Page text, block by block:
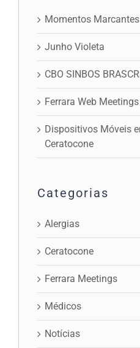
Momentos
Junho Violeta
CBO SINBOS
Ferrara Web
Dispositivos Móveis
Ceratocone
Categorias
Alergias
Ceratocone
Ferrara Meetings
Médicos
Notícias